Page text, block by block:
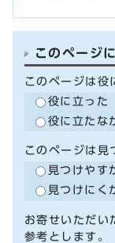
このページ
このページは役
役に立った
役に立たな
このページは見
見つけやす
見つけにく
お寄せいただい
参考とします。